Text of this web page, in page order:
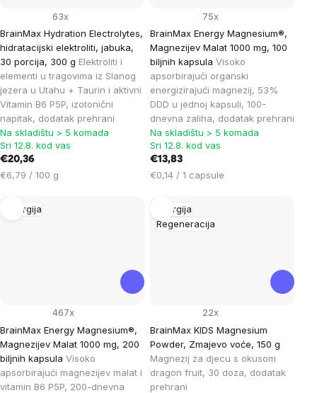
BrainMax Hydration Electrolytes,
hidratacijski elektroliti, jabuka,
30 porcija, 300 g Elektroliti i
elementi u tragovima iz Slanog
jezera u Utahu + Taurin i aktivni
Vitamin B6 P5P, izotonični
napitak, dodatak prehrani
63x
Na skladištu > 5 komada
Sri 12.8. kod vas
€20,36
Cijena
€6,79 / 100 g
BrainMax Energy Magnesium®,
Magnezijev Malat 1000 mg, 100
biljnih kapsula Visoko
apsorbirajući organski
energizirajući magnezij, 53%
DDD u jednoj kapsuli, 100-
dnevna zaliha, dodatak prehrani
75x
Na skladištu > 5 komada
Sri 12.8. kod vas
€13,83
Cijena
€0,14 / 1 capsule
Energija
BrainMax Energy Magnesium®,
Magnezijev Malat 1000 mg, 200
biljnih kapsula Visoko
apsorbirajući magnezijev malat i
vitamin B6 P5P, 200-dnevna
467x
Energija
Regeneracija
BrainMax KIDS Magnesium
Powder, Zmajevo voće, 150 g
Magnezij za djecu s okusom
dragon fruit, 30 doza, dodatak
prehrani
22x